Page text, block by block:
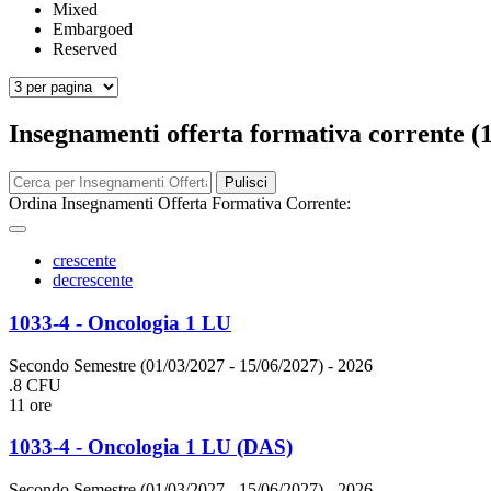
Mixed
Embargoed
Reserved
Insegnamenti offerta formativa corrente
Pulisci
Ordina Insegnamenti Offerta Formativa Corrente:
crescente
decrescente
1033-4 - Oncologia 1 LU
Secondo Semestre (01/03/2027 - 15/06/2027) - 2026
.8 CFU
11 ore
1033-4 - Oncologia 1 LU (DAS)